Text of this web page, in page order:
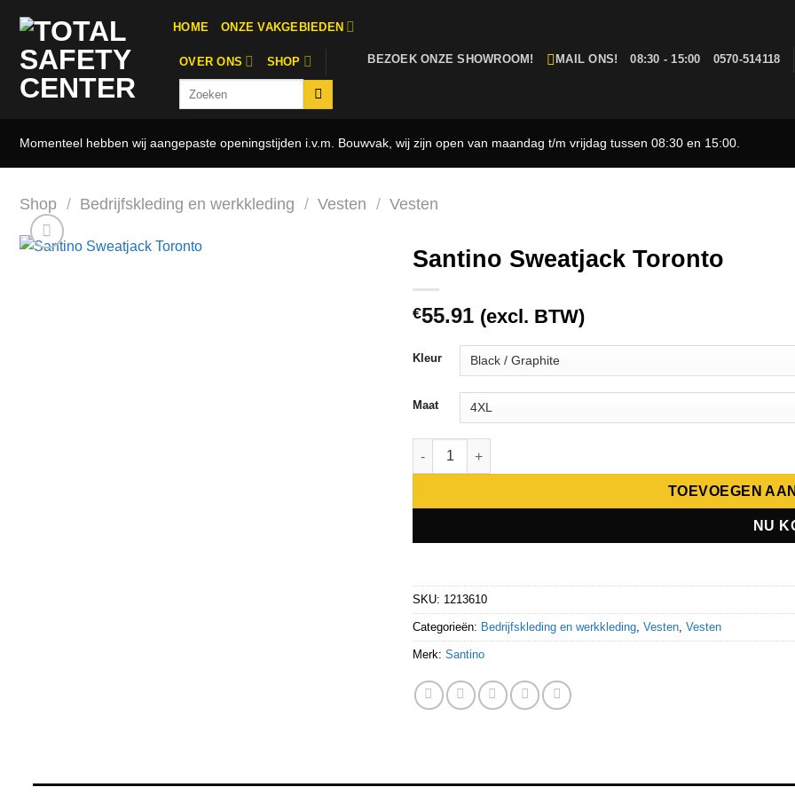
naar
inhoud
HOME ONZE VAKGEBIEDEN
OVER ONS SHOP BEZOEK ONZE SHOWROOM! MAIL ONS! 08:30 - 15:00 0570-514118
Momenteel hebben wij aangepaste openingstijden i.v.m. Bouwvak, wij zijn open van maandag t/m vrijdag tussen 08:30 en 15:00.
Shop / Bedrijfskleding en werkkleding / Vesten / Vesten
Santino Sweatjack Toronto
€55.91 (excl. BTW)
Kleur
Maat
Santino Sweatjack Toronto aantal
TOEVOEGEN
NU
SKU: 1213610
Categorieën: Bedrijfskleding en werkkleding,Vesten,Vesten
Merk:Santino